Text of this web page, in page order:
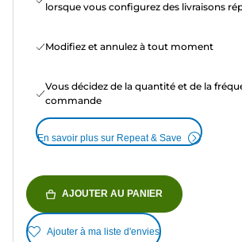
lorsque vous configurez des livraisons
Modifiez et annulez à tout moment
Vous décidez de la quantité et de la
commande
En savoir plus sur Repeat & Save
AJOUTER AU PANIER
Ajouter à ma liste d'envies